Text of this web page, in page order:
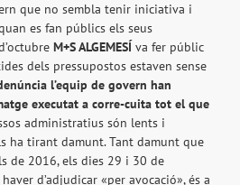
que no sembla tenir iniciativa i
es fan públics els seus
M+S ALGEMESÍ va fer públic
dels pressupostos estaven sense
l’equip de govern han
executat a corre-cuita tot el que
administratius són lents i
ha tirant damunt. Tant damunt que
de 2016, els dies 29 i 30 de
d’adjudicar «per avocació», és a